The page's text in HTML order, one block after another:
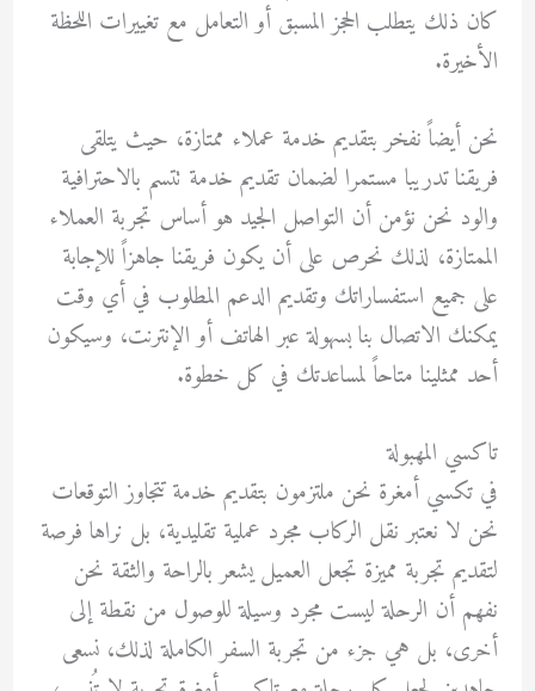
كان ذلك يتطلب الحجز المسبق أو التعامل مع تغييرات اللحظة
الأخيرة.
نحن أيضاً نفخر بتقديم خدمة عملاء ممتازة، حيث يتلقى
فريقنا تدريبا مستمرا لضمان تقديم خدمة تتسم بالاحترافية
والود نحن نؤمن أن التواصل الجيد هو أساس تجربة العملاء
الممتازة، لذلك نحرص على أن يكون فريقنا جاهزاً للإجابة
على جميع استفساراتك وتقديم الدعم المطلوب في أي وقت
يمكنك الاتصال بنا بسهولة عبر الهاتف أو الإنترنت، وسيكون
أحد ممثلينا متاحاً لمساعدتك في كل خطوة.
تاكسي المهبولة
في تكسي أمغرة نحن ملتزمون بتقديم خدمة تتجاوز التوقعات
نحن لا نعتبر نقل الركاب مجرد عملية تقليدية، بل نراها فرصة
لتقديم تجربة مميزة تجعل العميل يشعر بالراحة والثقة نحن
نفهم أن الرحلة ليست مجرد وسيلة للوصول من نقطة إلى
أخرى، بل هي جزء من تجربة السفر الكاملة لذلك، نسعى